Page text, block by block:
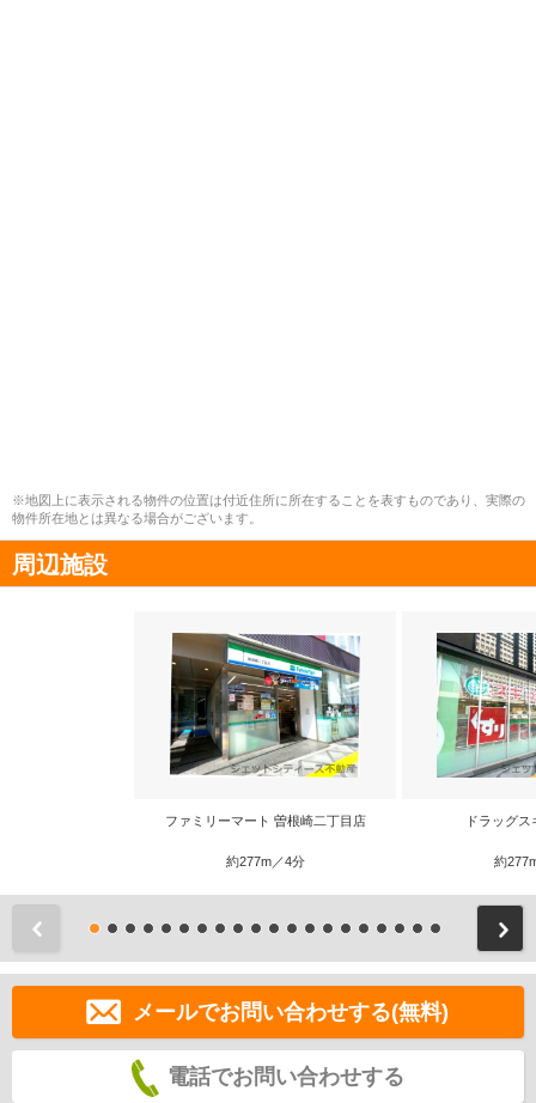
※地図上に表示される物件の位置は付近住所に所在することを表すものであり、実際の
物件所在地とは異なる場合がございます。
周辺施設
ファミリーマート 曽根崎二丁目店
約277m／4分
ドラッグ
約
メールでお問い合わせする(無料)
電話でお問い合わせする